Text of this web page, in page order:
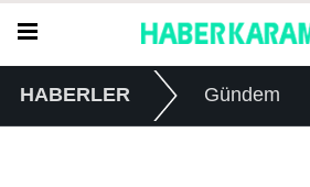
HABERLER Gündem